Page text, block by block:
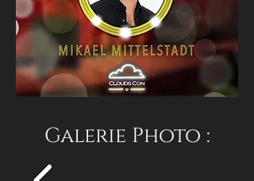
Galerie Photo :